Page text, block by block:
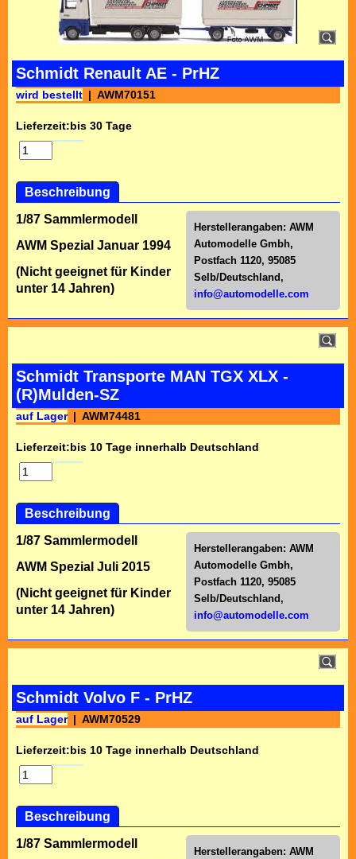
Schmidt Renault AE - PrHZ
wird bestellt AWM70151
Lieferzeit:bis 30 Tage
Beschreibung
Herstellerangaben: AWM
Automodelle Gmbh,
Postfach 1120, 95085
Selb/Deutschl and,
info@automodelle.com
1/87 Sammlermodell
AWM Spezial Januar 1994
(Nicht geeignet für Kinder
unter 14 Jahren)
Schmidt Transporte MAN TGX XLX -
(R)Mulden-SZ
auf Lager AWM74481
Lieferzeit:bis 10 Tage innerhalb Deutschland
Beschreibung
Herstellerangaben: AWM
Automodelle Gmbh,
Postfach 1120, 95085
Selb/Deutschl and,
info@automodelle.com
1/87 Sammlermodell
AWM Spezial Juli 2015
(Nicht geeignet für Kinder
unter 14 Jahren)
Schmidt Volvo F - PrHZ
auf Lager AWM70529
Lieferzeit:bis 10 Tage innerhalb Deutschland
Beschreibung
Herstellerangaben: AWM
1/87 Sammlermodell